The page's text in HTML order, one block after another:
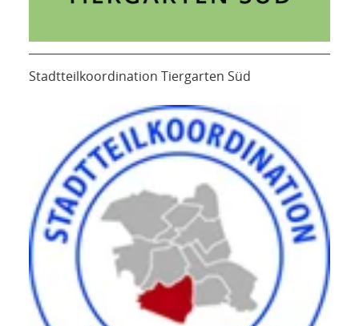
Stadtteilkoordination Tiergarten Süd